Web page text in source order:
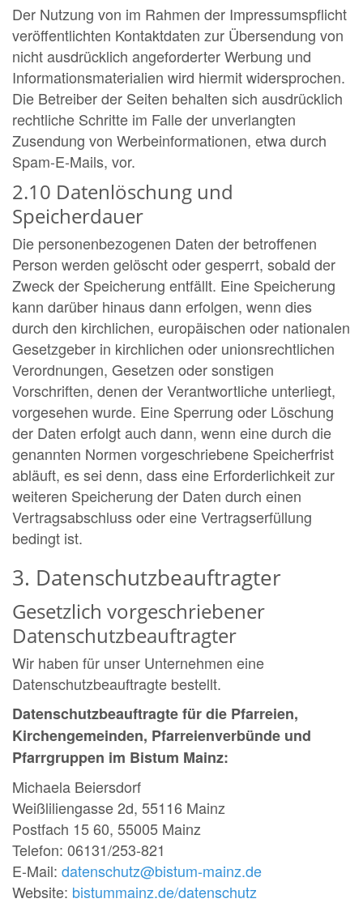
Der Nutzung von im Rahmen der Impressumspflicht
veröffentlichten Kontaktdaten zur Übersendung von
nicht ausdrücklich angeforderter Werbung und
Informationsmaterialien wird hiermit widersprochen.
Die Betreiber der Seiten behalten sich ausdrücklich
rechtliche Schritte im Falle der unverlangten
Zusendung von Werbeinformationen, etwa durch
Spam-E-Mails, vor.
2.10 Datenlöschung und
Speicherdauer
Die personenbezogenen Daten der betroffenen
Person werden gelöscht oder gesperrt, sobald der
Zweck der Speicherung entfällt. Eine Speicherung
kann darüber hinaus dann erfolgen, wenn dies
durch den kirchlichen, europäischen oder nationalen
Gesetzgeber in kirchlichen oder unionsrechtlichen
Verordnungen, Gesetzen oder sonstigen
Vorschriften, denen der Verantwortliche unterliegt,
vorgesehen wurde. Eine Sperrung oder Löschung
der Daten erfolgt auch dann, wenn eine durch die
genannten Normen vorgeschriebene Speicherfrist
abläuft, es sei denn, dass eine Erforderlichkeit zur
weiteren Speicherung der Daten durch einen
Vertragsabschluss oder eine Vertragserfüllung
bedingt ist.
3. Datenschutzbeauftragter
Gesetzlich vorgeschriebener
Datenschutzbeauftragter
Wir haben für unser Unternehmen eine
Datenschutzbeauftragte bestellt.
Datenschutzbeauftragte für die Pfarreien,
Kirchengemeinden, Pfarreienverbünde und
Pfarrgruppen im Bistum Mainz:
Michaela Beiersdorf
Weißliliengasse 2d, 55116 Mainz
Postfach 15 60, 55005 Mainz
Telefon: 06131/253-821
E-Mail: datenschutz@bistum-mainz.de
Website: bistummainz.de/datenschutz